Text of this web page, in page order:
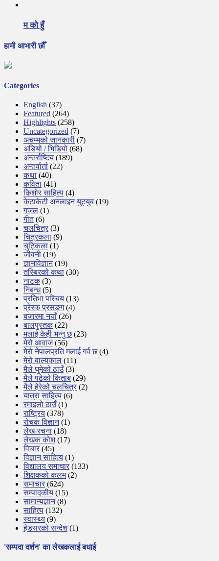
म को हुँ
हामी आभारी छौँ
Categories
English (37)
Featured (264)
Highlights (258)
Uncategorized (7)
अचम्मको जानकारी (7)
अडियो / भिडियो (68)
अन्तर्राष्टिय (189)
अन्तर्वार्ता (22)
कथा (40)
कविता (41)
किशोर साहित्य (4)
केटाकेटी अनलाइन युट्युब (19)
गजल (1)
गीत(6)
चलचित्र (3)
चित्रकला (9)
चुट्किला (1)
जीवनी (19)
ज्ञानविज्ञान(19)
तस्बिरको कथा (30)
नाटक(3)
निबन्ध(5)
प्रतिभा परिचय (13)
प्रेरक प्रसङ्ग(4)
बजारमा नयाँ(26)
बालपुस्तक(22)
मलाई केही भन्नु छ(23)
मेरो आवाज(56)
मेरो नेपालप्रति मलाई गर्व छ(4)
मेरो बाल्यकाल (11)
मैले घुमेको ठाउँ(3)
मैले पढेको किताब (29)
मैले हेरेको चलचित्र (2)
यात्रा साहित्य (6)
रमाइलो ठाउँ(1)
राष्ट्रिय (378)
रोचक विज्ञान(1)
लेख-रचना (18)
लेखक कोश(17)
विचार (45)
विज्ञान साहित्य (1)
विद्यालय समाचार (133)
शिक्षककाे कलम(2)
समाचार (624)
सम्पादकीय (15)
सामान्यज्ञान(8)
साहित्य (132)
स्वास्थ्य (9)
हेडसरकाे सन्देश(1)
'सम्पदा दर्शन' का लेखकलाई बधाई